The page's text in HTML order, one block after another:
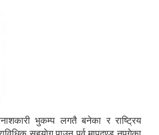
भुकम्प लगतै बनेका र राष्ट्रिय